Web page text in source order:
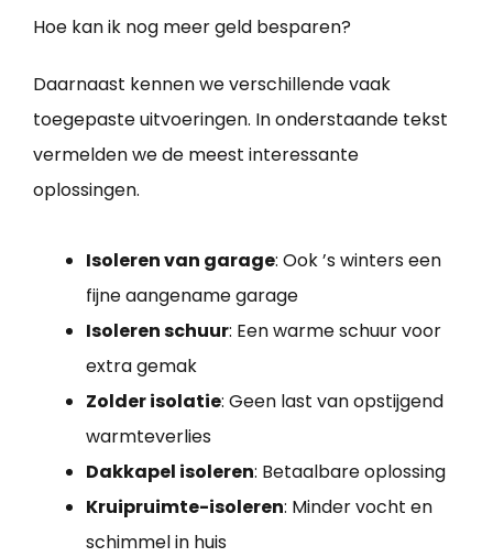
Hoe kan ik nog meer geld besparen?
Daarnaast kennen we verschillende vaak
toegepaste uitvoeringen. In onderstaande tekst
vermelden we de meest interessante
oplossingen.
Isoleren van garage: Ook ’s winters een
fijne aangename garage
Isoleren schuur: Een warme schuur voor
extra gemak
Zolder isolatie: Geen last van opstijgend
warmteverlies
Dakkapel isoleren: Betaalbare oplossing
Kruipruimte-isoleren: Minder vocht en
schimmel in huis